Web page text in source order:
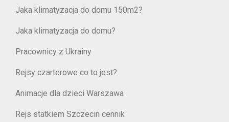
Jaka klimatyzacja do domu 150m2?
Jaka klimatyzacja do domu?
Pracownicy z Ukrainy
Rejsy czarterowe co to jest?
Animacje dla dzieci Warszawa
Rejs statkiem Szczecin cennik